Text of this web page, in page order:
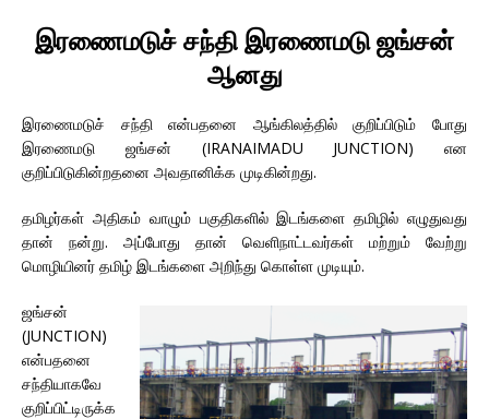
இரணைமடுச் சந்தி இரணைமடு ஜங்சன்
ஆனது
இரணைமடுச் சந்தி என்பதனை ஆங்கிலத்தில் குறிப்பிடும் போது
இரணைமடு ஜங்சன் (IRANAIMADU JUNCTION) என
குறிப்பிடுகின்றதனை அவதானிக்க முடிகின்றது.
தமிழர்கள் அதிகம் வாழும் பகுதிகளில் இடங்களை தமிழில் எழுதுவது
தான் நன்று. அப்போது தான் வெளிநாட்டவர்கள் மற்றும் வேற்று
மொழியினர் தமிழ் இடங்களை அறிந்து கொள்ள முடியும்.
ஜங்சன்
(JUNCTION)
என்பதனை
சந்தியாகவே
குறிப்பிட்டிருக்க